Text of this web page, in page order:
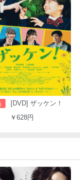
[DVD] ザッケン！
￥628円